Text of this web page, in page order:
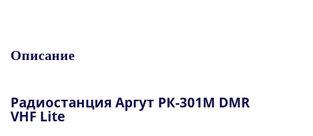
Описание
Радиостанция Аргут РК-301М DMR
VHF Lite